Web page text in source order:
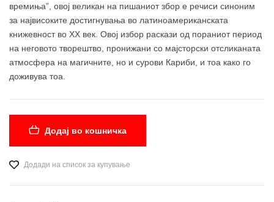
времиња”, овој великан на пишаниот збор е речиси синоним
за највисоките достигнувања во латиноамериканската
книжевност во XX век. Овој избор раскази од пораниот период
на неговото творештво, пронижани со мајсторски отсликаната
атмосфера на магичните, но и сурови Кариби, и тоа како го
доживува тоа.
Додај во кошничка
Додади на список за купување